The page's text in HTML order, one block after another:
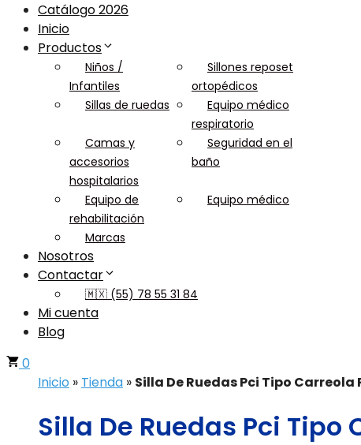
Catálogo 2026
Inicio
Productos
Niños /
Infantiles
Sillones reposet
ortopédicos
Sillas de ruedas
Equipo médico
respiratorio
Camas y
accesorios
hospitalarios
Seguridad en el
baño
Equipo de
rehabilitación
Equipo médico
Marcas
Nosotros
Contactar
🇲🇽 (55) 78 55 31 84
Mi cuenta
Blog
0
Inicio » Tienda » Silla De Ruedas Pci Tipo
Silla De Ruedas Pci